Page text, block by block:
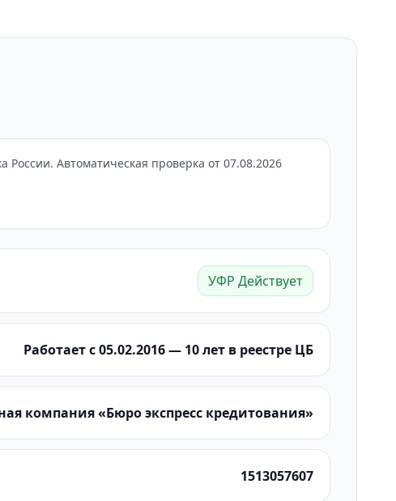
Автоматическая проверка от 07.08.2026
УФР Действует
Работает с 05.02.2016 — 10 лет в реестре ЦБ
компания «Бюро экспресс кредитования»
1513057607